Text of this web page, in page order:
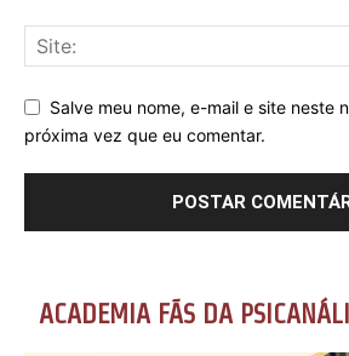
Salve meu nome, e-mail e site neste
próxima vez que eu comentar.
ACADEMIA FÃS DA